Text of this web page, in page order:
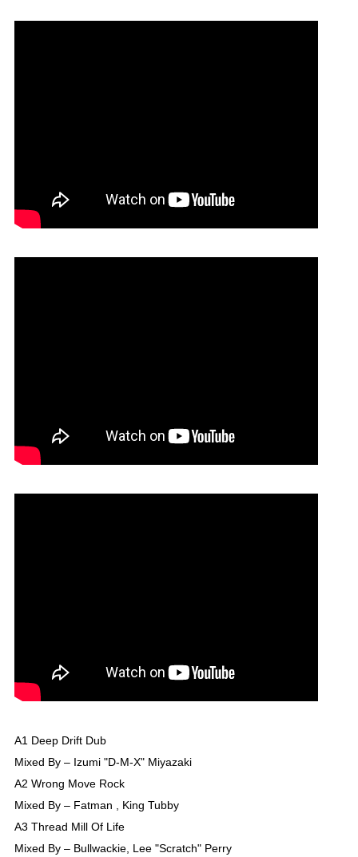
A1 Deep Drift Dub
Mixed By – Izumi "D-M-X" Miyazaki
A2 Wrong Move Rock
Mixed By – Fatman , King Tubby
A3 Thread Mill Of Life
Mixed By – Bullwackie, Lee "Scratch" Perry